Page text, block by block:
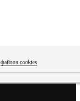
файлов cookies